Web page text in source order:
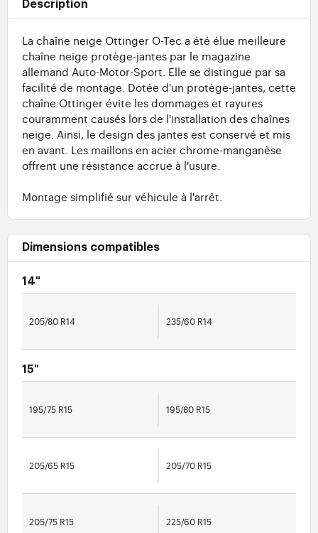
Description
La chaîne neige Ottinger O-Tec a été élue meilleure
chaîne neige protège-jantes par le magazine
allemand Auto-Motor-Sport. Elle se distingue par sa
facilité de montage. Dotée d'un protège-jantes, cette
chaîne Ottinger évite les dommages et rayures
couramment causés lors de l'installation des chaînes
neige. Ainsi, le design des jantes est conservé et mis
en avant. Les maillons en acier chrome-manganèse
offrent une résistance accrue à l'usure.
Montage simplifié sur véhicule à l'arrêt.
Dimensions compatibles
14"
205/80 R14 235/60 R14
15"
195/75 R15 195/80 R15
205/65 R15 205/70 R15
205/75 R15 225/60 R15